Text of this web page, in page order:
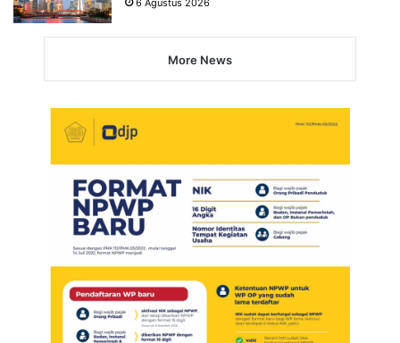
More News